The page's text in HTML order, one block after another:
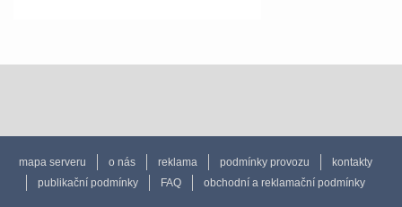
mapa serveru o nás reklama podmínky provozu
kontakty
publikační podmínky
FAQ obchodní a reklamační podmínky